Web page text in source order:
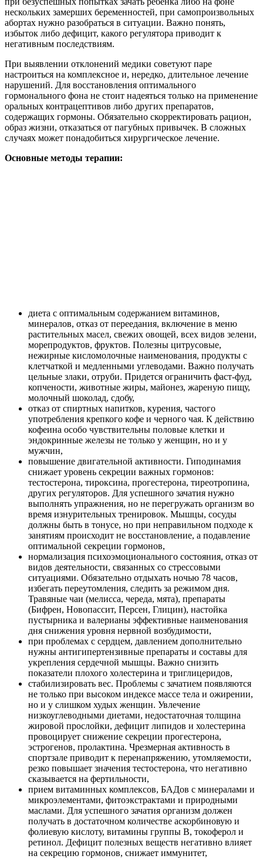
нескольких замерших беременностей, при самопроизвольных
абортах нужно разобраться в ситуации. Важно понять,
избыток либо дефицит, какого регулятора приводит к
негативным последствиям.
При выявлении отклонений медики советуют паре
настроиться на комплексное и, нередко, длительное лечение
нарушений. Для восстановления оптимального
гормонального фона не стоит надеяться только на применение
оральных контрацептивов либо других препаратов,
содержащих гормоны. Обязательно скорректировать рацион,
образ жизни, отказаться от пагубных привычек. В сложных
случаях может понадобиться хирургическое лечение.
Основные методы терапии:
диета с оптимальным содержанием витаминов,
минералов, отказ от переедания, включение в меню
растительных масел, свежих овощей, всех видов зелени,
морепродуктов, фруктов. Полезны цитрусовые,
нежирные кисломолочные наименования, продукты с
клетчаткой и медленными углеводами. Важно получать
цельные злаки, отруби. Придется ограничить фаст-фуд,
копчености, животные жиры, майонез, жареную пищу,
молочный шоколад, сдобу,
отказ от спиртных напитков, курения, частого
употребления крепкого кофе и черного чая. К действию
кофеина особо чувствительны половые клетки и
эндокринные железы не только у женщин, но и у
мужчин,
повышение двигательной активности. Гиподинамия
снижает уровень секреции важных гормонов:
тестостерона, тироксина, прогестерона, тиреотропина,
других регуляторов. Для успешного зачатия нужно
выполнять упражнения, но не перегружать организм во
время изнурительных тренировок. Мышцы, сосуды
должны быть в тонусе, но при неправильном подходе к
занятиям происходит не восстановление, а подавление
оптимальной секреции гормонов,
нормализация психоэмоционального состояния, отказ от
видов деятельности, связанных со стрессовыми
ситуациями. Обязательно отдыхать ночью 78 часов,
избегать переутомления, следить за режимом дня.
Травяные чаи (мелисса, череда, мята), препараты
(Бифрен, Новопассит, Персен, Глицин), настойка
пустырника и валерианы эффективные наименования
дня снижения уровня нервной возбудимости,
при проблемах с сердцем, давлением дополнительно
нужны антигипертензивные препараты и составы для
укрепления сердечной мышцы. Важно снизить
показатели плохого холестерина и триглицеридов,
стабилизировать вес. Проблемы с зачатием появляются
не только при высоком индексе массе тела и ожирении,
но и у слишком худых женщин. Увлечение
низкоуглеводными диетами, недостаточная толщина
жировой прослойки, дефицит липидов и холестерина
провоцирует снижение секреции прогестерона,
эстрогенов, пролактина. Чрезмерная активность в
спортзале приводит к перенапряжению, утомляемости,
резко повышает значения тестостерона, что негативно
сказывается на фертильности,
прием витаминных комплексов, БАДов с минералами и
микроэлементами, фитоэкстрактами и природными
маслами. Для успешного зачатия организм должен
получать в достаточном количестве аскорбиновую и
фолиевую кислоту, витамины группы В, токоферол и
ретинол. Дефицит полезных веществ негативно влияет
на секрецию гормонов, снижает иммунитет,